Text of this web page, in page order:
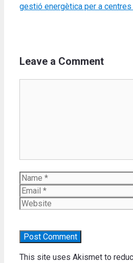
gestió energètica per a
Leave a Comment
Name
This site uses Akismet to